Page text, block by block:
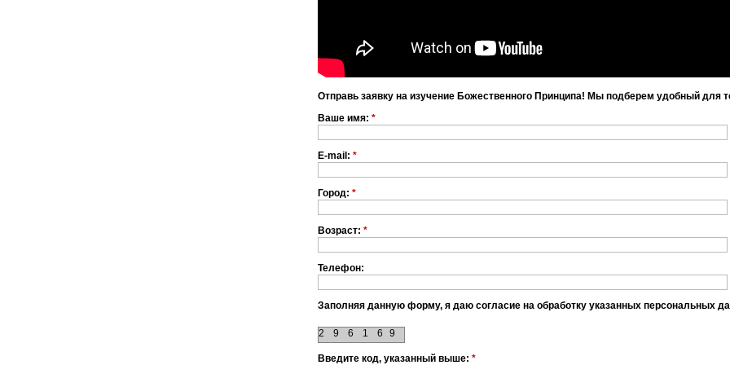
Отправь заявку на изучение Божественного Принципа! Мы подберем удобный для
Ваше имя: *
E-mail: *
Город: *
Возраст: *
Телефон:
Заполняя данную форму, я даю согласие на обработку указанных персональных
6
1 9
6
9
2
Введите код, указанный выше: *